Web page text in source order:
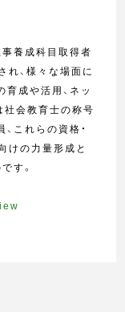
養成科目取得者
れ、様々な場面に
成や活用、ネッ
社会教育士の称号
これらの資格・
けの力量形成と
す。